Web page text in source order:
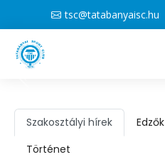
tsc@tatabanyaisc.hu
Szakosztályi hírek Edzők
Történet